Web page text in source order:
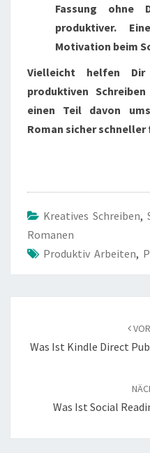
Fassung ohne
produktiver.
Motivation beim
Vielleicht helfen
produktiven
einen Teil davon
Roman sicher
Kreatives Schreiben,
Romanen
Produktiv Arbeiten,
Was Ist Kindle Direct
Was Ist Social